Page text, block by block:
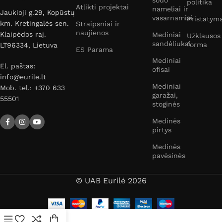
Jaukioji g.29, Kopūstų
km. Kretingalės sen.
Klaipėdos raj.
LT96334, Lietuva
El. paštas:
info@eurile.lt
Mob. tel.: +370 633
55501
Atlikti projektai
Straipsniai ir
naujienos
ES Parama
nameliai ir
vasarnamiai
Mediniai
sandėliukai
Mediniai
ofisai
Mediniai
garažai,
stoginės
Medinės
pirtys
Medinės
pavėsinės
politika
Užklausos
forma
© UAB Eurilė 2026